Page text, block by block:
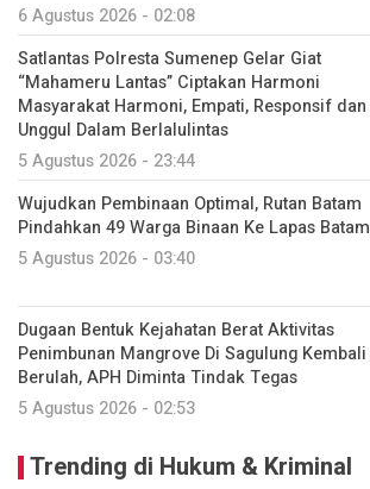
6 Agustus 2026 - 02:08
Satlantas Polresta Sumenep Gelar Giat
“Mahameru Lantas” Ciptakan Harmoni
Masyarakat Harmoni, Empati, Responsif dan
Unggul Dalam Berlalulintas
5 Agustus 2026 - 23:44
Wujudkan Pembinaan Optimal, Rutan Batam
Pindahkan 49 Warga Binaan Ke Lapas Batam
5 Agustus 2026 - 03:40
Dugaan Bentuk Kejahatan Berat Aktivitas
Penimbunan Mangrove Di Sagulung Kembali
Berulah, APH Diminta Tindak Tegas
5 Agustus 2026 - 02:53
Trending di Hukum & Kriminal